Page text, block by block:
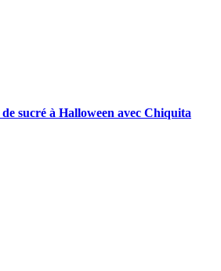
sucré à Halloween avec Chiquita